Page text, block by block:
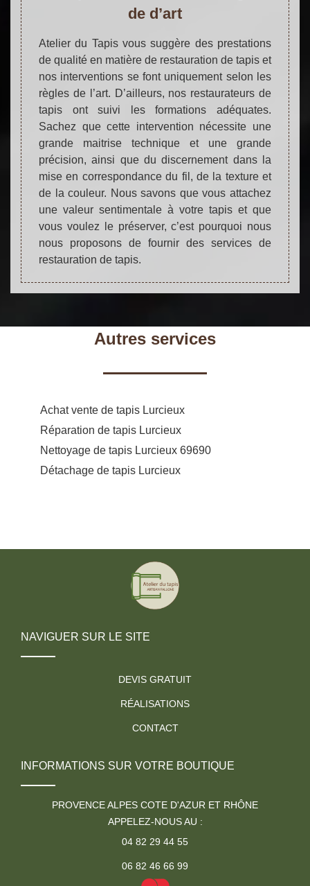
de d’art
Atelier du Tapis vous suggère des prestations
de qualité en matière de restauration de tapis et
nos interventions se font uniquement selon les
règles de l’art. D’ailleurs, nos restaurateurs de
tapis ont suivi les formations adéquates.
Sachez que cette intervention nécessite une
grande maitrise technique et une grande
précision, ainsi que du discernement dans la
mise en correspondance du fil, de la texture et
de la couleur. Nous savons que vous attachez
une valeur sentimentale à votre tapis et que
vous voulez le préserver, c’est pourquoi nous
nous proposons de fournir des services de
restauration de tapis.
Autres services
Achat vente de tapis Lurcieux
Réparation de tapis Lurcieux
Nettoyage de tapis Lurcieux 69690
Détachage de tapis Lurcieux
NAVIGUER SUR LE SITE
DEVIS GRATUIT
RÉALISATIONS
CONTACT
INFORMATIONS SUR VOTRE BOUTIQUE
PROVENCE ALPES COTE D'AZUR ET RHÔNE
APPELEZ-NOUS AU :
04 82 29 44 55
06 82 46 66 99